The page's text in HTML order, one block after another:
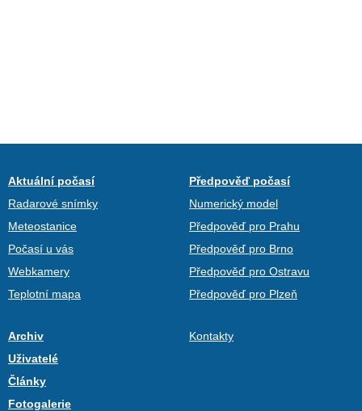
Aktuální počasí
Radarové snímky
Meteostanice
Počasí u vás
Webkamery
Teplotní mapa
Předpověď počasí
Numerický model
Předpověď pro Prahu
Předpověď pro Brno
Předpověď pro Ostravu
Předpověď pro Plzeň
Archiv
Uživatelé
Články
Fotogalerie
Kontakty